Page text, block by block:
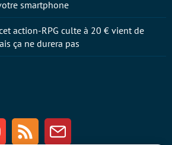
Youtube RSS Newsletter
smartphone
action-RPG culte à 20 € vient de
ça ne durera pas